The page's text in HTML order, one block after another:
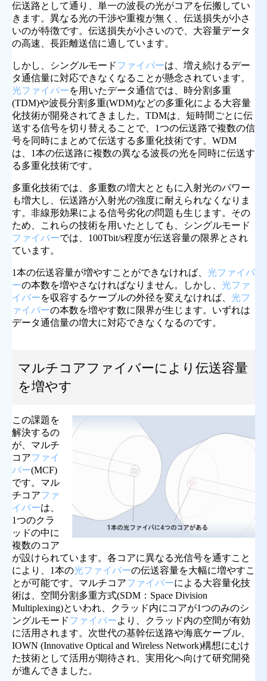
伝送路として通り、単一の波長の光がコアを伝搬してい
きます。異なる光の干渉や重複が無く、伝送損失が小さ
いのが特徴です。伝送損失が小さいので、大容量データ
の高速、長距離送信に適しています。
しかし、シングルモードファイバーは、増え続けるデー
タ通信量に対応できなくなることが懸念されています。
光ファイバーを用いたデータ通信では、時分割多重
(TDM)や波長分割多重(WDM)などの多重化による大容量
化技術が開発されてきました。TDMは、短時間ごとに伝
送する信号を切り替えることで、1つの伝送路で複数の信
号を同時にまとめて伝送する多重化技術です。WDM
は、1本の伝送路に複数の異なる波長の光を同時に伝送す
る多重化技術です。
多重化技術では、多重数の増大とともに入射光のパワー
も増大し、伝送路が入射光の強度に耐えられなくなりま
す。非線形効果による信号劣化の問題も生じます。その
ため、これらの技術を用いたとしても、シングルモード
ファイバーでは、100Tbit/s程度が伝送容量の限界とされ
ています。
1本の伝送容量が増やすことができなければ、 光ファイバ
ーの本数を増やさなければなりません。しかし、 光ファ
イバーを収容するケーブルの外径を変えなければ、 光フ
ァイバーの本数を増やす数に限界が生じます。いずれは
データ通信量の増大に対応できなくなるのです。
マルチコアファイバーにより伝送容量
を増やす
この課題を
解決するの
が、マルチ
コアファイ
バー(MCF)
です。マル
チコアファ
イバーは、
1つのクラ
ッドの中に
複数のコア
が設けられています。各コアに異なる光信号を通すこと
により、1本の光ファイバーの伝送容量を大幅に増やすこ
とが可能です。マルチコアファイバーによる大容量化技
術は、空間分割多重方式(SDM：Space Division
Multiplexing)といわれ、クラッド内にコアが1つのみのシ
ングルモードファイバーより、クラッド内の空間が有効
に活用されます。次世代の基幹伝送路や海底ケーブル、
IOWN (Innovative Optical and Wireless Network)構想にむけ
た技術として活用が期待され、実用化へ向けて研究開発
が進んできました。